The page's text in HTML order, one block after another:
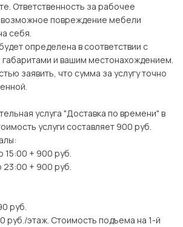
Ответственность за рабочее
возможное повреждение мебели
себя.
определена в соответствии с
габаритами и вашим местонахождением.
заявить, что сумма за услугу точно
услуга "Доставка по времени" в
услуги составляет 900 руб.
15:00 + 900 руб.
23:00 + 900 руб.
руб.
руб./этаж. Стоимость подъема на 1-й